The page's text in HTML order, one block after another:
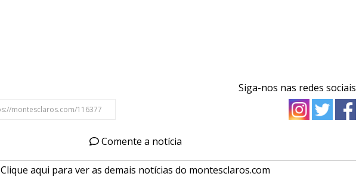
Siga-nos nas redes sociais
Comente a notícia
Clique aqui para ver as demais notícias do montesclaros.com